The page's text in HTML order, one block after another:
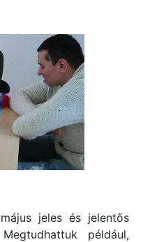
jeles és jelentős
például,